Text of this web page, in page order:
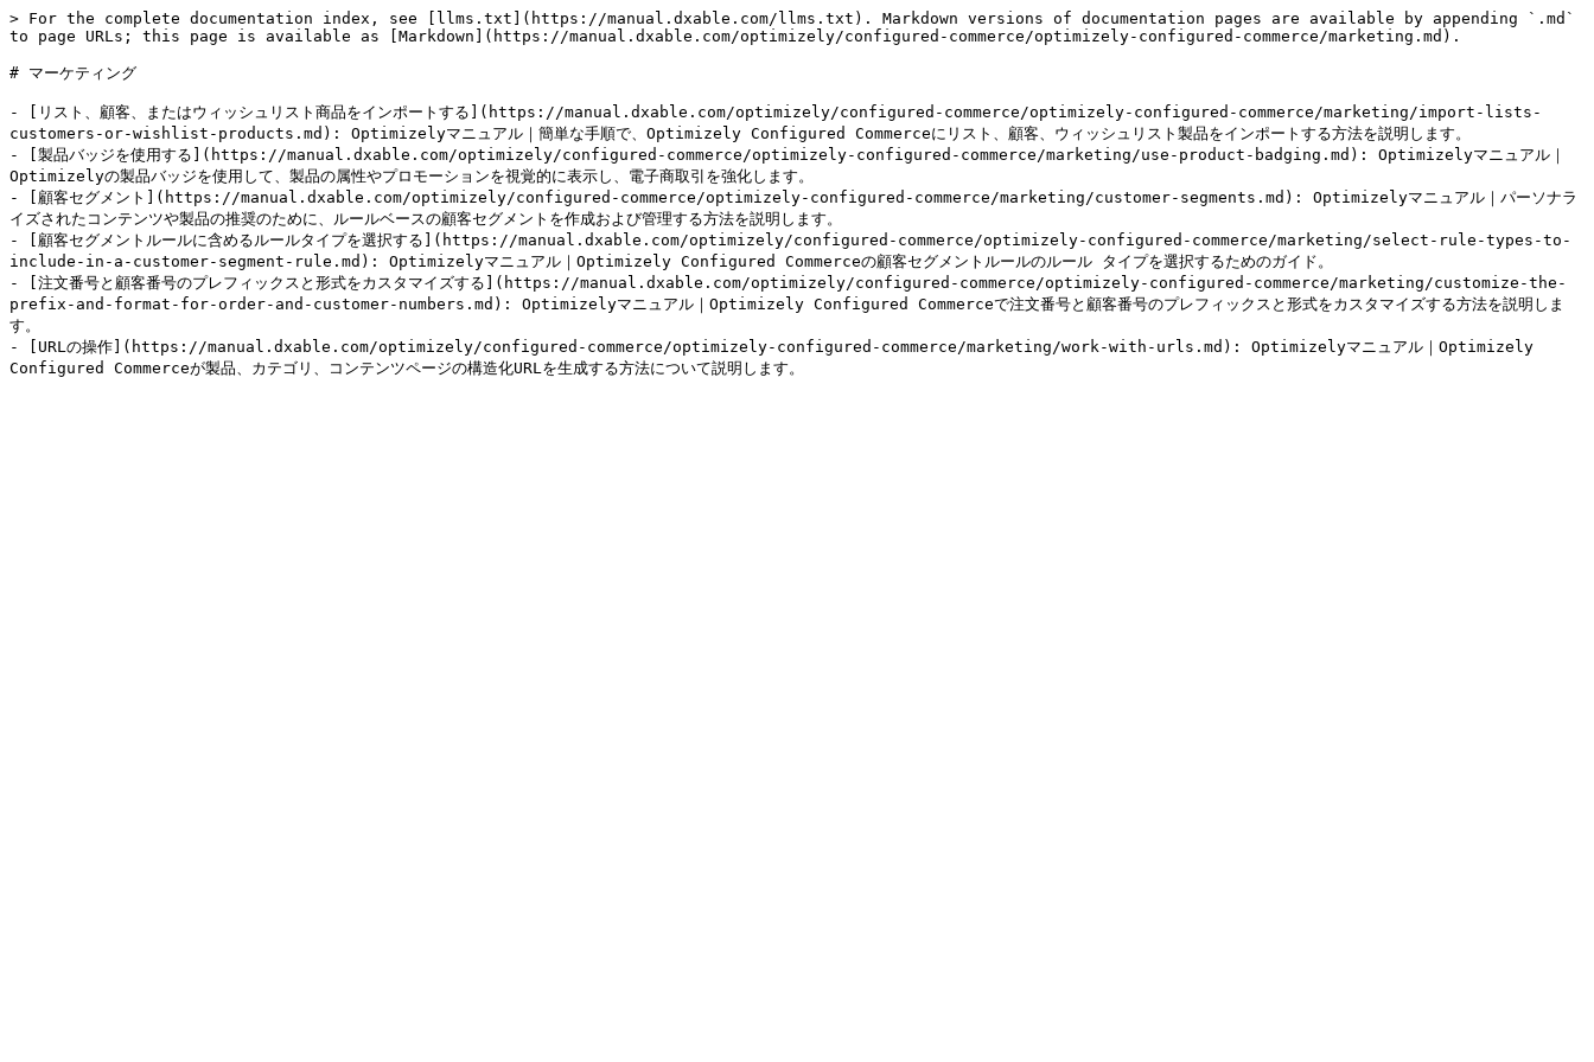
> For the complete documentation index, see [llms.txt](https://manual.dxable.com/llms.txt). Markdown versions of documentation pages are available by appending `.md`
to page URLs; this page is available as [Markdown](https://manual.dxable.com/optimizely/configured-commerce/optimizely-configured-commerce/marketing.md).
# マーケティング
- [リスト、顧客、またはウィッシュリスト商品をインポートする](https://manual.dxable.com/optimizely/configured-commerce/optimizely-configured-commerce/marketing/import-lists-
customers-or-wishlist-products.md): Optimizelyマニュアル｜簡単な手順で、Optimizely Configured Commerceにリスト、顧客、ウィッシュリスト製品をインポートする方法を説明します。
- [製品バッジを使用する](https://manual.dxable.com/optimizely/configured-commerce/optimizely-configured-commerce/marketing/use-product-badging.md): Optimizelyマニュアル｜
Optimizelyの製品バッジを使用して、製品の属性やプロモーションを視覚的に表示し、電子商取引を強化します。
- [顧客セグメント](https://manual.dxable.com/optimizely/configured-commerce/optimizely-configured-commerce/marketing/customer-segments.md): Optimizelyマニュアル｜パーソナラ
イズされたコンテンツや製品の推奨のために、ルールベースの顧客セグメントを作成および管理する方法を説明します。
- [顧客セグメントルールに含めるルールタイプを選択する](https://manual.dxable.com/optimizely/configured-commerce/optimizely-configured-commerce/marketing/select-rule-types-to-
include-in-a-customer-segment-rule.md): Optimizelyマニュアル｜Optimizely Configured Commerceの顧客セグメントルールのルール タイプを選択するためのガイド。
- [注文番号と顧客番号のプレフィックスと形式をカスタマイズする](https://manual.dxable.com/optimizely/configured-commerce/optimizely-configured-commerce/marketing/customize-the-
prefix-and-format-for-order-and-customer-numbers.md): Optimizelyマニュアル｜Optimizely Configured Commerceで注文番号と顧客番号のプレフィックスと形式をカスタマイズする方法を説明しま
す。
- [URLの操作](https://manual.dxable.com/optimizely/configured-commerce/optimizely-configured-commerce/marketing/work-with-urls.md): Optimizelyマニュアル｜Optimizely